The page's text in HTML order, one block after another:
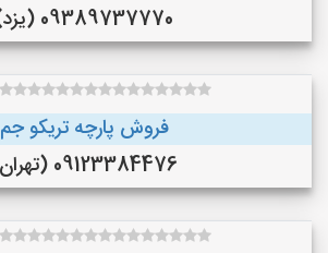
09389737770 (یزد)
فروش پارچه تریکو جم
09123384476 (تهران)